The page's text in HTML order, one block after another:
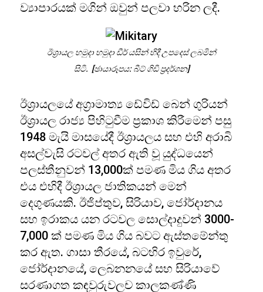
ව්‍යාපාරයක් මගින් ඔවුන් පලවා හරින ලදී.
ඊශ්‍රායල හමුදා හමුදා ඩීර් යසින් හිදී උපදෙස් ලබමින්
සිටි. [ඡායාරූපය: බීට් ගිඩි ප්‍රදර්ශන]
ඊශ්‍රායලයේ අග්‍රාමාත්‍ය ඩේවිඩ් බෙන් ගුරියන්
ඊශ්‍රායල රාජ්‍ය පිහිටුවීම ප්‍රකාශ කිරීමෙන් පසු
1948 මැයි මාසයේදී ඊශ්‍රායලය සහ එහි අරාබි
අසල්වැසි රටවල් අතර ඇති වූ යුද්ධයෙන්
පලස්තීනුවන් 13,000ක් පමණ මිය ගිය අතර
එය එහිදී ඊශ්‍රායල ජාතිකයන් මෙන්
දෙගුණයකි. ඊජිප්තුව, සිරියාව, ජෝර්දානය
සහ ඉරාකය යන රටවල සොල්දාදුවන් 3000-
7,000 ක් පමණ මිය ගිය බවට ඇස්තමේන්තු
කර ඇත. ගාසා තීරයේ, බටහිර ඉවුරේ,
ජෝර්දානයේ, ලෙබනනයේ සහ සිරියාවේ
සරණාගත කඳවුරුවලච කාලකණ්ණි